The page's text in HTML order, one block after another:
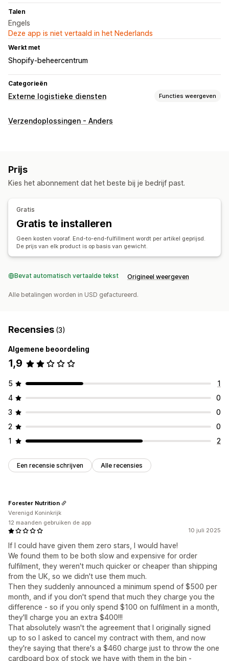
Talen
Engels
Deze app is niet vertaald in het Nederlands
Werkt met
Shopify-beheercentrum
Categorieën
Externe logistieke diensten Functies weergeven
Bestellingenbeheer
Automatische synchronisatie
Verzendoplossingen - Anders
Prijs
Kies het abonnement dat het beste bij je bedrijf past.
Gratis
Gratis te installeren
Geen kosten vooraf. End-to-end-fulfillment wordt per artikel geprijsd.
De prijs van elk product is op basis van gewicht.
Bevat automatisch vertaalde tekst Origineel weergeven
Alle betalingen worden in USD gefactureerd.
Recensies (3)
Algemene beoordeling
1,9
5
1
4
0
3
0
2
0
1
2
Een recensie schrijven Alle recensies
10 juli 2025
If I could have given them zero stars, I would have!
We found them to be both slow and expensive for order
fulfilment, they weren't much quicker or cheaper than shipping
from the UK, so we didn't use them much.
Then they suddenly announced a minimum spend of $500 per
month, and if you don't spend that much they charge you the
difference - so if you only spend $100 on fulfilment in a month,
they'll charge you an extra $400!!!
That absolutely wasn't the agreement that I originally signed
up to so I asked to cancel my contract with them, and now
they're saying that there's a $460 charge just to throw the one
cardboard box of stock we have with them in the bin -
Forester Nutrition
Verenigd Koninkrijk
12 maanden gebruiken de app